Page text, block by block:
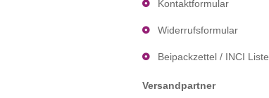
Kontaktformular
Widerrufsformular
Beipackzettel / INCI Liste
Versandpartner